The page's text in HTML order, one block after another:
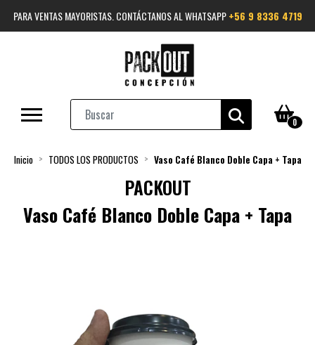
PARA VENTAS MAYORISTAS. CONTÁCTANOS AL WHATSAPP+56 9 8336 4719
0
Inicio TODOS LOS PRODUCTOS Vaso Café Blanco Doble Capa + Tapa
PACKOUT
Vaso Café Blanco Doble Capa + Tapa